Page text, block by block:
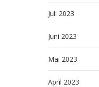
Juli 2023
Juni 2023
Mai 2023
April 2023